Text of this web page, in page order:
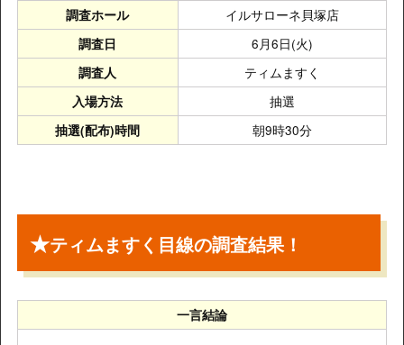
調査ホール イルサローネ貝塚店
調査日 6月6日(火)
調査人 ティムますく
入場方法 抽選
抽選(配布)時間 朝9時30分
★ティムますく目線の調査結果！
一言結論